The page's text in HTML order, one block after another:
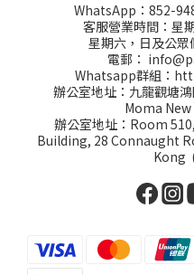
WhatsApp： 852-
客服營業時間：星
星期六，日及公眾
電郵：
Whatsapp群組：
辦公室地址：九龍觀塘
Moma
辦公室地址：Room
Building, 28 Connaught
Kong